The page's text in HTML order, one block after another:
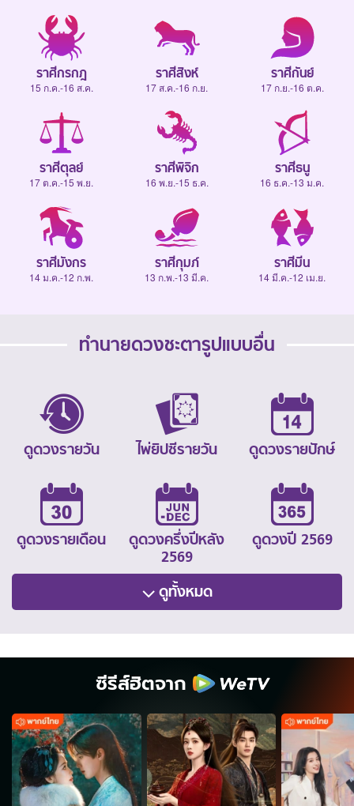
ราศีกรกฎ
15 ก.ค.-16 ส.ค.
ราศีสิงห์
17 ส.ค.-16 ก.ย.
ราศีกันย์
17 ก.ย.-16 ต.ค.
ราศีตุลย์
17 ต.ค.-15 พ.ย.
ราศีพิจิก
16 พ.ย.-15 ธ.ค.
ราศีธนู
16 ธ.ค.-13 ม.ค.
ราศีมังกร
14 ม.ค.-12 ก.พ.
ราศีกุมภ์
13 ก.พ.-13 มี.ค.
ราศีมีน
14 มี.ค.-12 เม.ย.
ทำนายดวงชะตารูปแบบอื่น
ดูดวงรายวัน ไพ่ยิปซีรายวัน ดูดวงรายปักษ์
ดูดวงรายเดือน
ดูดวงครึ่งปีหลัง
2569
ดูดวงปี 2569
ดูทั้งหมด
ซีรีส์ฮิตจาก